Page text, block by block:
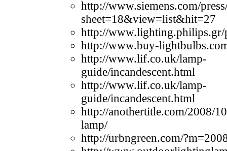
http://www.siemens.com/
sheet=18&view=list&hit=27
http://www.lighting.philips.gr/
http://www.buy-
http://www.lif.co.uk/lamp-
guide/incandescent.html
http://www.lif.co.uk/lamp-
guide/incandescent.html
http://anothertitle.com/2008/
lamp/
http://urbngreen.com/